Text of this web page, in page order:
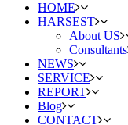
HOME
HARSEST
About US
Consultants
NEWS
SERVICE
REPORT
Blog
CONTACT